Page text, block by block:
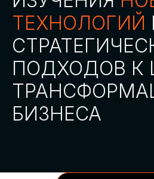
АККРЕДИТАЦИЯ
СМИ
СТАТЬ УЧАСТНИКОМ